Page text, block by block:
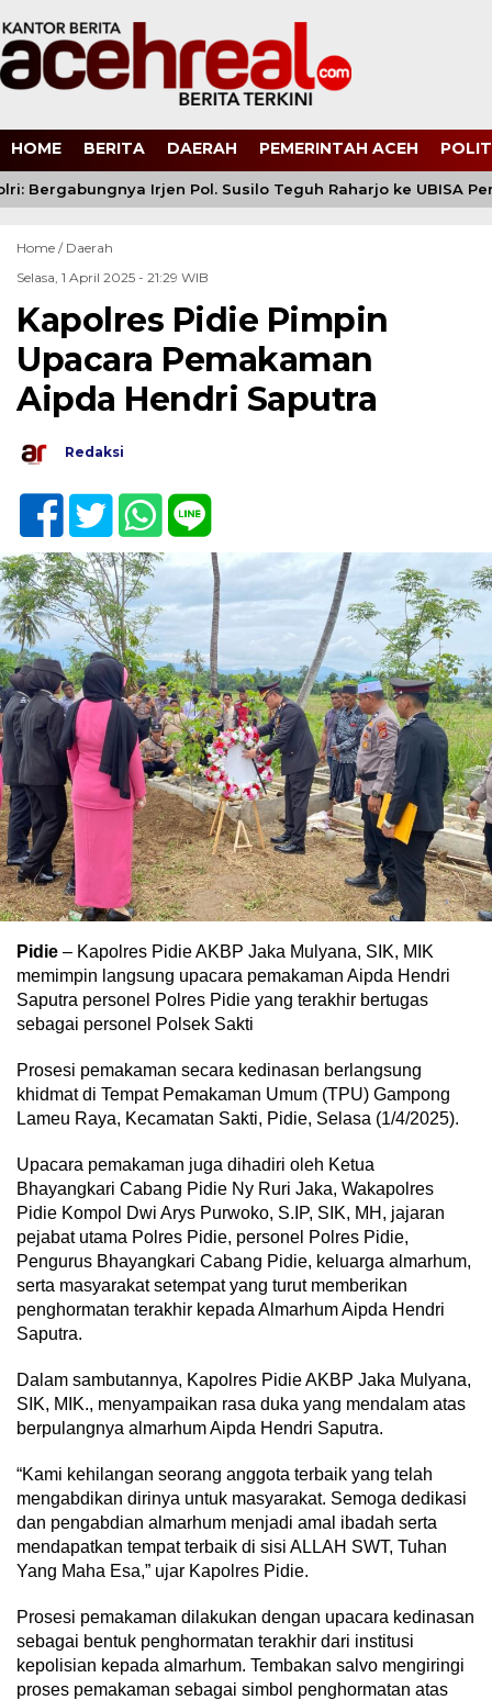
HOME BERITA DAERAH PEMERINTAH ACEH
Bergabungnya Irjen Pol. Susilo Teguh Raharjo ke UBISA
Home / Daerah
Selasa, 1 April 2025 - 21:29 WIB
Kapolres Pidie Pimpin
Upacara Pemakaman
Aipda Hendri Saputra
Redaksi
Pidie – Kapolres Pidie AKBP Jaka Mulyana, SIK, MIK
memimpin langsung upacara pemakaman Aipda Hendri
Saputra personel Polres Pidie yang terakhir bertugas
sebagai personel Polsek Sakti
Prosesi pemakaman secara kedinasan berlangsung
khidmat di Tempat Pemakaman Umum (TPU) Gampong
Lameu Raya, Kecamatan Sakti, Pidie, Selasa (1/4/2025).
Upacara pemakaman juga dihadiri oleh Ketua
Bhayangkari Cabang Pidie Ny Ruri Jaka, Wakapolres
Pidie Kompol Dwi Arys Purwoko, S.IP, SIK, MH, jajaran
pejabat utama Polres Pidie, personel Polres Pidie,
Pengurus Bhayangkari Cabang Pidie, keluarga almarhum,
serta masyarakat setempat yang turut memberikan
penghormatan terakhir kepada Almarhum Aipda Hendri
Saputra.
Dalam sambutannya, Kapolres Pidie AKBP Jaka Mulyana,
SIK, MIK., menyampaikan rasa duka yang mendalam atas
berpulangnya almarhum Aipda Hendri Saputra.
“Kami kehilangan seorang anggota terbaik yang telah
mengabdikan dirinya untuk masyarakat. Semoga dedikasi
dan pengabdian almarhum menjadi amal ibadah serta
mendapatkan tempat terbaik di sisi ALLAH SWT, Tuhan
Yang Maha Esa,” ujar Kapolres Pidie.
Prosesi pemakaman dilakukan dengan upacara kedinasan
sebagai bentuk penghormatan terakhir dari institusi
kepolisian kepada almarhum. Tembakan salvo mengiringi
proses pemakaman sebagai simbol penghormatan atas